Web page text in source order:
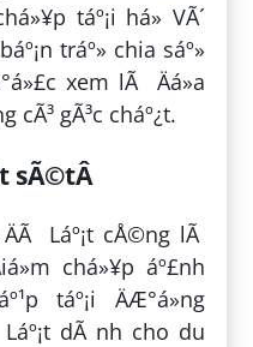
táº¡i há» VÃ´
tráº» chia sáº»
xem lÃ Äá»a
cÃ³ gÃ³c cháº¿t.
sÃ©tÂ
Láº¡t cÅ©ng lÃ
chá»¥p áº£nh
táº¡i ÄÆ°á»ng
Láº¡t dÃ nh cho du